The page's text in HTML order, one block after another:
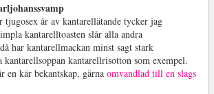
tjugosex år av kantarellätande tycker jag
kantarelltoasten slår alla andra
har kantarellmackan minst sagt stark
kantarellsoppan kantarellrisotton som exempel.
en kär bekantskap, gärna omvandlad till en slags